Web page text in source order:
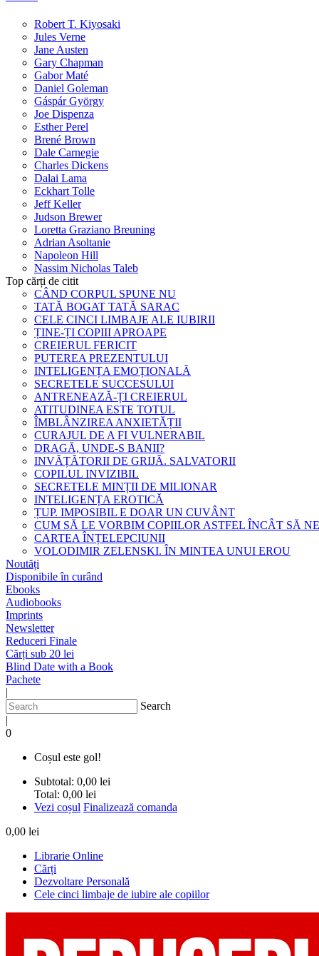
Robert T. Kiyosaki
Jules Verne
Jane Austen
Gary Chapman
Gabor Maté
Daniel Goleman
Gáspár György
Joe Dispenza
Esther Perel
Brené Brown
Dale Carnegie
Charles Dickens
Dalai Lama
Eckhart Tolle
Jeff Keller
Judson Brewer
Loretta Graziano Breuning
Adrian Asoltanie
Napoleon Hill
Nassim Nicholas Taleb
Top cărți de citit
CÂND CORPUL SPUNE NU
TATĂ BOGAT TATĂ SARAC
CELE CINCI LIMBAJE ALE IUBIRII
ȚINE-ȚI COPIII APROAPE
CREIERUL FERICIT
PUTEREA PREZENTULUI
INTELIGENȚA EMOȚIONALĂ
SECRETELE SUCCESULUI
ANTRENEAZĂ-ȚI CREIERUL
ATITUDINEA ESTE TOTUL
ÎMBLÂNZIREA ANXIETĂȚII
CURAJUL DE A FI VULNERABIL
DRAGĂ, UNDE-S BANII?
INVĂȚĂTORII DE GRIJĂ. SALVATORII
COPILUL INVIZIBIL
SECRETELE MINȚII DE MILIONAR
INTELIGENȚA EROTICĂ
ȚUP. IMPOSIBIL E DOAR UN CUVÂNT
CUM SĂ LE VORBIM COPIILOR ASTFEL ÎNCÂT SĂ
CARTEA ÎNȚELEPCIUNII
VOLODIMIR ZELENSKI. ÎN MINTEA UNUI EROU
Noutăți
Disponibile în curând
Ebooks
Audiobooks
Imprints
Newsletter
Reduceri Finale
Cărți sub 20 lei
Blind Date with a Book
Pachete
|
Search
|
0
Coșul este gol!
Subtotal: 0,00 lei
Total: 0,00 lei
Vezi coșul Finalizează comanda
0,00 lei
Librarie Online
Cărți
Dezvoltare Personală
Cele cinci limbaje de iubire ale copiilor